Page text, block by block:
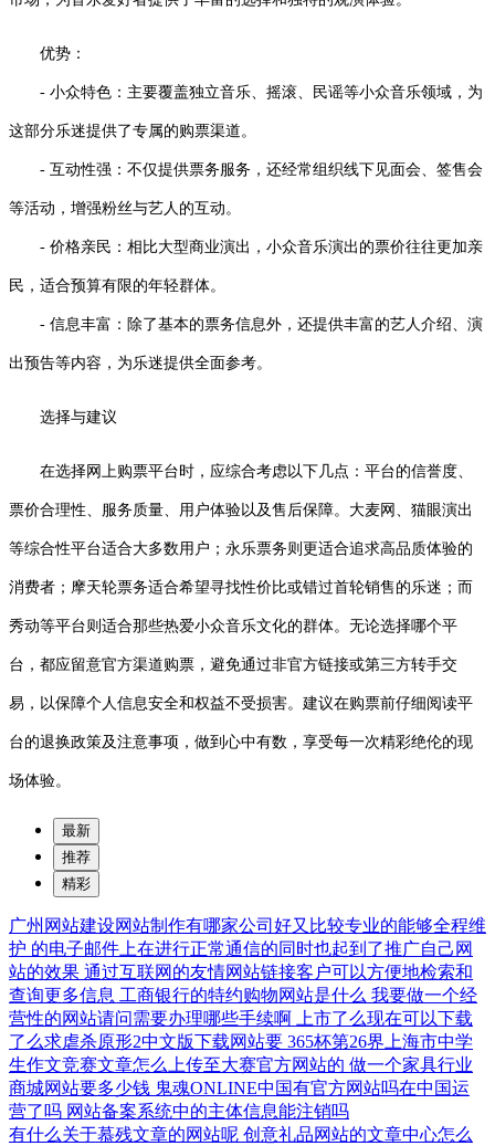
优势：
- 小众特色：主要覆盖独立音乐、摇滚、民谣等小众音乐领域，为
这部分乐迷提供了专属的购票渠道。
- 互动性强：不仅提供票务服务，还经常组织线下见面会、签售会
等活动，增强粉丝与艺人的互动。
- 价格亲民：相比大型商业演出，小众音乐演出的票价往往更加亲
民，适合预算有限的年轻群体。
- 信息丰富：除了基本的票务信息外，还提供丰富的艺人介绍、演
出预告等内容，为乐迷提供全面参考。
选择与建议
在选择网上购票平台时，应综合考虑以下几点：平台的信誉度、
票价合理性、服务质量、用户体验以及售后保障。大麦网、猫眼演出
等综合性平台适合大多数用户；永乐票务则更适合追求高品质体验的
消费者；摩天轮票务适合希望寻找性价比或错过首轮销售的乐迷；而
秀动等平台则适合那些热爱小众音乐文化的群体。无论选择哪个平
台，都应留意官方渠道购票，避免通过非官方链接或第三方转手交
易，以保障个人信息安全和权益不受损害。建议在购票前仔细阅读平
台的退换政策及注意事项，做到心中有数，享受每一次精彩绝伦的现
场体验。
最新
推荐
精彩
广州网站建设网站制作有哪家公司好又比较专业的能够全程维
护 的电子邮件上在进行正常通信的同时也起到了推广自己网
站的效果 通过互联网的友情网站链接客户可以方便地检索和
查询更多信息 工商银行的特约购物网站是什么 我要做一个经
营性的网站请问需要办理哪些手续啊
上市了么现在可以下载
了么求虐杀原形2中文版下载网站要 365杯第26界上海市中学
生作文竞赛文章怎么上传至大赛官方网站的 做一个家具行业
商城网站要多少钱 鬼魂ONLINE中国有官方网站吗在中国运
营了吗 网站备案系统中的主体信息能注销吗
有什么关于慕残文章的网站呢 创意礼品网站的文章中心怎么